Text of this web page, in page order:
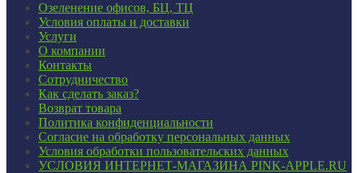
Озеленение офисов, БЦ, ТЦ
Условия оплаты и доставки
Услуги
О компании
Контакты
Сотрудничество
Как сделать заказ?
Возврат товара
Политика конфиденциальности
Согласие ​на обработку персональных данных
Условия обработки пользовательских данных
УСЛОВИЯ ИНТЕРНЕТ-МАГАЗИНА PINK-APPLE.RU